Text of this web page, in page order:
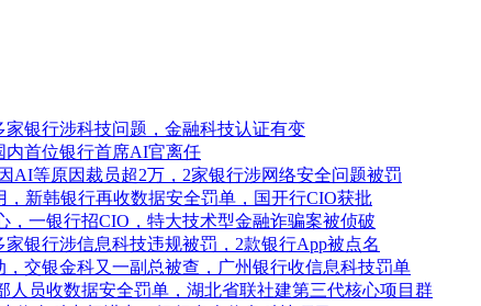
家银行涉科技问题，金融科技认证有变
内首位银行首席AI官离任
AI等原因裁员超2万，2家银行涉网络安全问题被罚
，新韩银行再收数据安全罚单，国开行CIO获批
，一银行招CIO，特大技术型金融诈骗案被侦破
银行涉信息科技违规被罚，2款银行App被点名
，交银金科又一副总被查，广州银行收信息科技罚单
人员收数据安全罚单，湖北省联社建第三代核心项目群